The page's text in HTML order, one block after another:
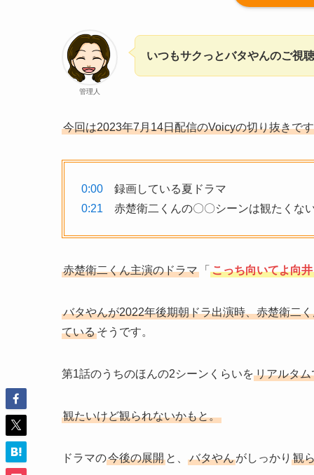
管理人
いつもサクっとバタやんのご視
今回は2023年7月14日配信のVoicyの切り抜きで
0:00 録画している夏ドラマ
0:21 赤楚衛二くんの〇〇シーンは観たくな
赤楚衛二くん主演のドラマ 「 こっち向いてよ向
バタやんが2022年後期朝ドラ出演時、赤楚衛二
ているそうです。
第1話のうちのほんの2シーンくらいをリアルタ
観たいけど観られないかもと。
ドラマの今後の展開 と、 バタやんがしっかり 観